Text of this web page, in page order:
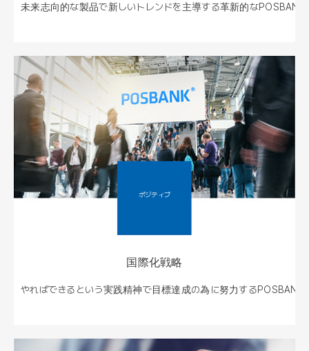
未来志向的な製品で新しいトレンドを主導する革新的なPOSBANK
国際化戦略
やればできるという実践精神で目標達成の為に努力するPOSBANK
ポジティブ